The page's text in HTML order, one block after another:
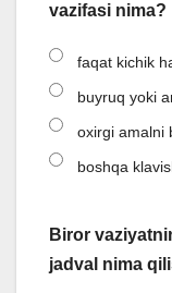
vazifasi nima?
faqat kichik
buyruq yoki
oxirgi amalni
boshqa
Biror
jadval nima